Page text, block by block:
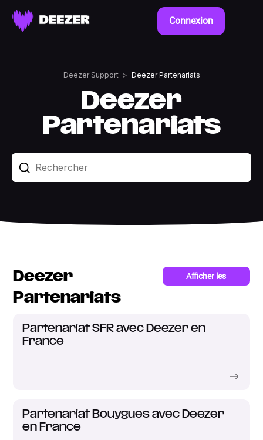
Connexion
Deezer Support Deezer Partenariats
Deezer
Partenariats
Deezer
Partenariats
Afficher les
Partenariat SFR avec Deezer en
France
Partenariat Bouygues avec Deezer
en France